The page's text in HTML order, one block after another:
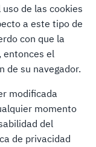
de las cookies
a este tipo de
con que la
entonces el
de su navegador.
modificada
momento
del
de privacidad